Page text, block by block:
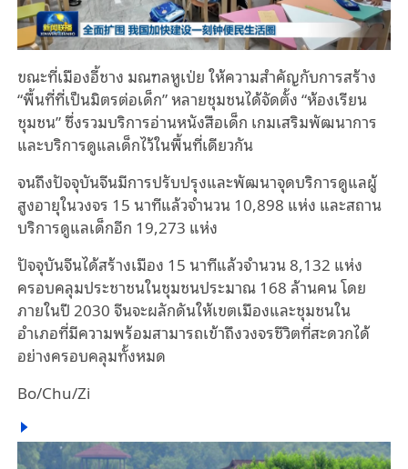
ขณะที่เมืองอี้ชาง มณฑลหูเป่ย ให้ความสำคัญกับการสร้าง
“พื้นที่ที่เป็นมิตรต่อเด็ก” หลายชุมชนได้จัดตั้ง “ห้องเรียน
ชุมชน” ซึ่งรวมบริการอ่านหนังสือเด็ก เกมเสริมพัฒนาการ
และบริการดูแลเด็กไว้ในพื้นที่เดียวกัน
จนถึงปัจจุบันจีนมีการปรับปรุงและพัฒนาจุดบริการดูแลผู้
สูงอายุในวงจร 15 นาทีแล้วจำนวน 10,898 แห่ง และสถาน
บริการดูแลเด็กอีก 19,273 แห่ง
ปัจจุบันจีนได้สร้างเมือง 15 นาทีแล้วจำนวน 8,132 แห่ง
ครอบคลุมประชาชนในชุมชนประมาณ 168 ล้านคน โดย
ภายในปี 2030 จีนจะผลักดันให้เขตเมืองและชุมชนใน
อำเภอที่มีความพร้อมสามารถเข้าถึงวงจรชีวิตที่สะดวกได้
อย่างครอบคลุมทั้งหมด
Bo/Chu/Zi